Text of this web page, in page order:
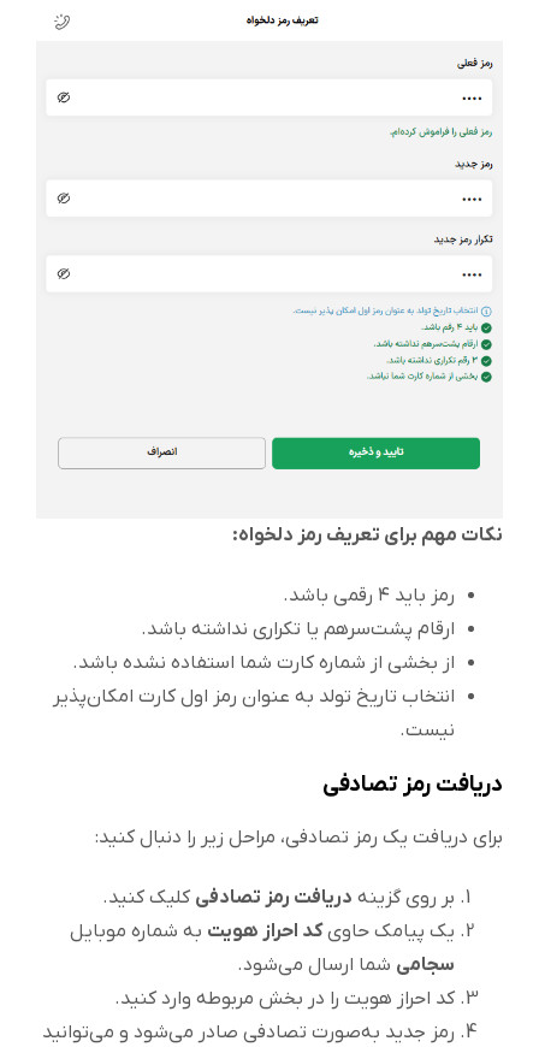
نکات مهم برای تعریف رمز دلخواه:
رمز باید ۴ رقمی باشد.
ارقام پشت‌سرهم یا تکراری نداشته باشد.
از بخشی از شماره کارت شما استفاده نشده باشد.
انتخاب تاریخ تولد به عنوان رمز اول کارت امکان‌پذیر
نیست.
دریافت رمز تصادفی
برای دریافت یک رمز تصادفی، مراحل زیر را دنبال کنید:
بر روی گزینه دریافت رمز تصادفی کلیک کنید.
یک پیامک حاویکد احراز هویت به شماره موبایل
سجامی شما ارسال می‌شود.
کد احراز هویت را در بخش مربوطه وارد کنید.
رمز جدید به‌صورت تصادفی صادر می‌شود و می‌توانید